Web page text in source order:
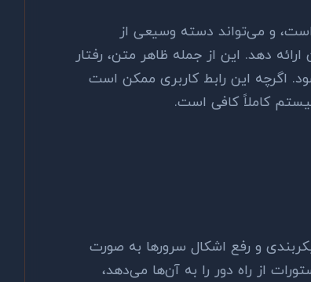
و می‌تواند دسته وسیعی از
دهد. این از جمله ظاهر متن، رفتار
اگرچه این رابط کاربری ممکن است
کاملاً کافی است.
و رفع اشکال سرورها به صورت
از راه دور را به آن‌ها می‌دهد،